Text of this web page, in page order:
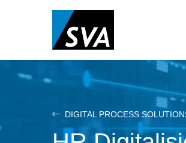
DIGITAL PROCESS